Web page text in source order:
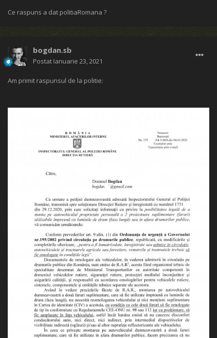
Ce raspuns a dat politiaRomana ?
bogdan.sb
Postat Ianuarie 23, 2021
Am primit raspunsul de la politie: